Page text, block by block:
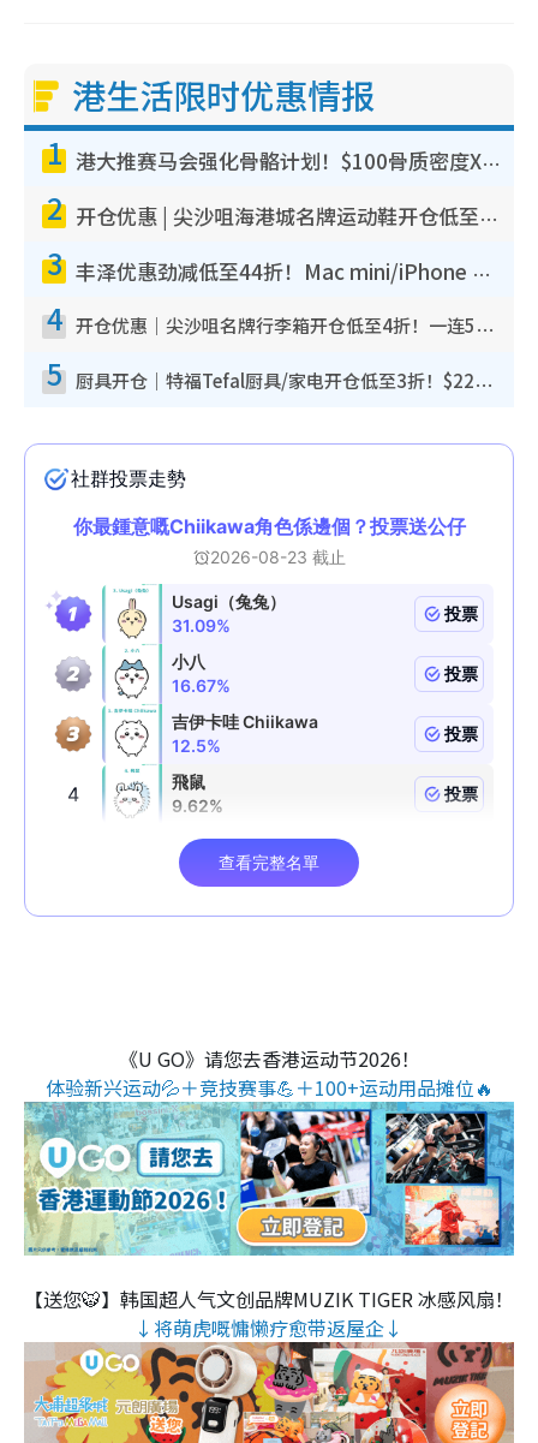
港生活限时优惠情报
1 港大推赛马会强化骨骼计划！$100骨质密度X光检查 完成免费运动训练送超市礼券！附参加资格
2 开仓优惠 | 尖沙咀海港城名牌运动鞋开仓低至1折！On鞋$899起/Joy&Peace鞋履$98起
3 丰泽优惠劲减低至44折！Mac mini/iPhone 17 Pro大减价！厨房家电$220起
4 开仓优惠｜尖沙咀名牌行李箱开仓低至4折！一连5日 American Tourister/ace./Hallmark $200起
5 厨具开仓｜特福Tefal厨具/家电开仓低至3折！$220起买平底锅/炒锅/汤锅！电饭煲/吸尘器/挂烫机$418起
《U GO》请您去香港运动节2026！
体验新兴运动💦＋竞技赛事💪＋100+运动用品摊位🔥
【送您🐯】韩国超人气文创品牌MUZIK TIGER 冰感风扇！
↓将萌虎嘅慵懒疗愈带返屋企↓